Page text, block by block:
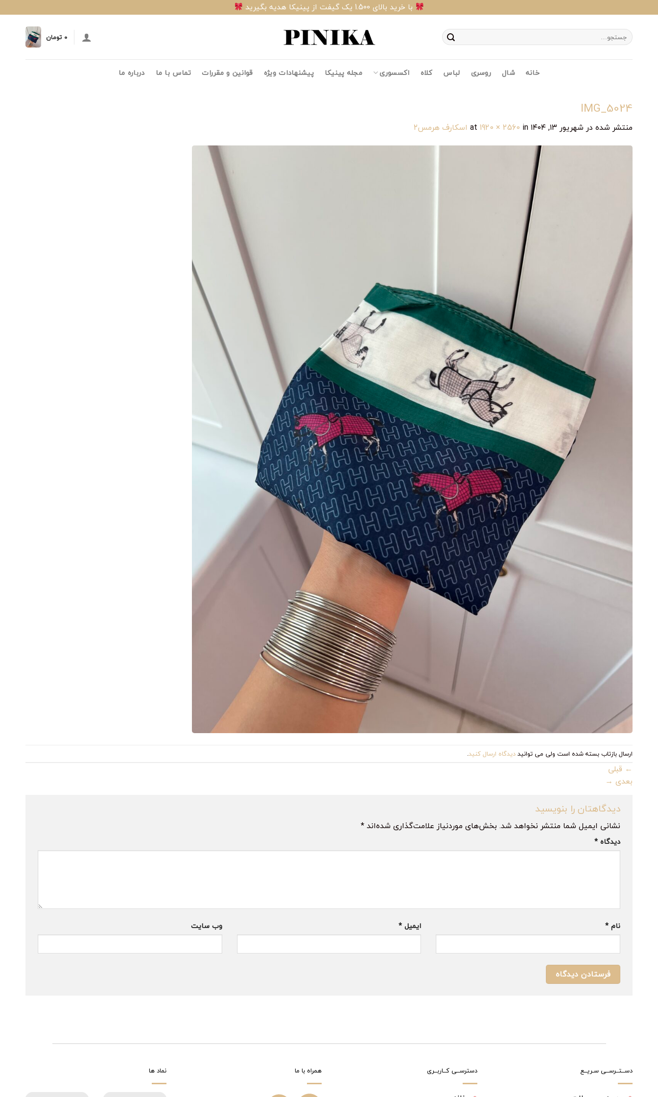
to
content
با خرید بالای 1.500 یک گیفت از پینیکا هدیه بگیرید
جستجو
برای:
۰ تومان
خانه شال روسری لباس کلاه اکسسوری مجله پینیکا پیشنهادات ویژه قوانین و مقررات تماس با ما درباره ما
IMG_5024
منتشر شده در شهریور ۱۳, ۱۴۰۴ 1920 × 2560 in اسکارف هرمس۲
ارسال بازتاب بسته شده است ولی می توانیددیدگاه ارسال کنید.
← قبلی
بعدی →
دیدگاهتان را بنویسید
نشانی ایمیل شما منتشر نخواهد شد. بخش‌های موردنیاز علامت‌گذاری شده‌اند*
دیدگاه *
نام * ایمیل * وب‌ سایت
دســتــرســی سـریــع دسترســی کــاربــری همراه با ما نماد ها